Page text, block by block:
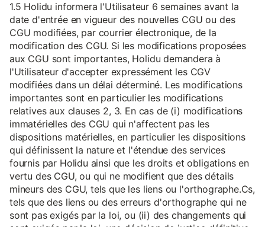
1.5 Holidu informera l'Utilisateur 6 semaines avant la
date d'entrée en vigueur des nouvelles CGU ou des
CGU modifiées, par courrier électronique, de la
modification des CGU. Si les modifications proposées
aux CGU sont importantes, Holidu demandera à
l'Utilisateur d'accepter expressément les CGV
modifiées dans un délai déterminé. Les modifications
importantes sont en particulier les modifications
relatives aux clauses 2, 3. En cas de (i) modifications
immatérielles des CGU qui n'affectent pas les
dispositions matérielles, en particulier les dispositions
qui définissent la nature et l'étendue des services
fournis par Holidu ainsi que les droits et obligations en
vertu des CGU, ou qui ne modifient que des détails
mineurs des CGU, tels que les liens ou l'orthographe.Cs,
tels que des liens ou des erreurs d'orthographe qui ne
sont pas exigés par la loi, ou (ii) des changements qui